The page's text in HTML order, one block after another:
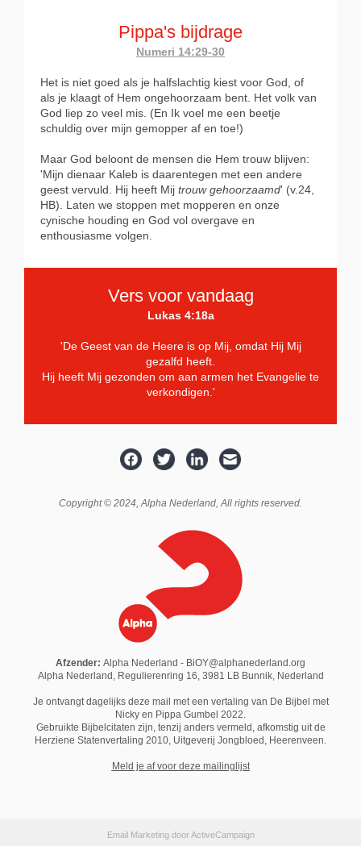
Pippa's bijdrage
Numeri 14:29-30
Het is niet goed als je halfslachtig kiest voor God, of
als je klaagt of Hem ongehoorzaam bent. Het volk van
God liep zo veel mis. (En Ik voel me een beetje
schuldig over mijn gemopper af en toe!)
Maar God beloont de mensen die Hem trouw blijven:
'Mijn dienaar Kaleb is daarentegen met een andere
geest vervuld. Hij heeft Mij trouw gehoorzaamd' (v.24,
HB). Laten we stoppen met mopperen en onze
cynische houding en God vol overgave en
enthousiasme volgen.
Vers voor vandaag
Lukas 4:18a
'De Geest van de Heere is op Mij, omdat Hij Mij
gezalfd heeft.
Hij heeft Mij gezonden om aan armen het Evangelie te
verkondigen.'
Copyright © 2024,Alpha Nederland, All rights reserved.
Afzender: Alpha Nederland - BiOY@alphanederland.org
Alpha Nederland, Regulierenring 16, 3981 LB Bunnik, Nederland
Je ontvangt dagelijks deze mail met een vertaling van De Bijbel met
Nicky en Pippa Gumbel 2022.
Gebruikte Bijbelcitaten zijn, tenzij anders vermeld, afkomstig uit de
Herziene Statenvertaling 2010, Uitgeverij Jongbloed , Heerenveen.
Meld je af voor deze mailinglijst
Email Marketingdoor ActiveCampaign